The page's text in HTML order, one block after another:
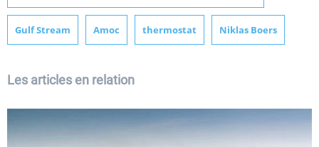
Gulf Stream Amoc thermostat Niklas Boers
Les articles en relation